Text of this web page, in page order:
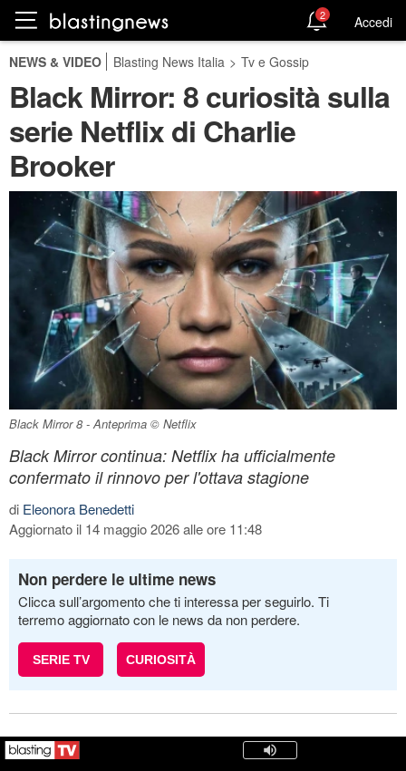
2 Accedi
NEWS & VIDEO Blasting News Italia > Tv e Gossip
Black Mirror: 8 curiosità sulla
serie Netflix di Charlie
Brooker
Black Mirror 8 - Anteprima © Netflix
Black Mirror continua: Netflix ha ufficialmente
confermato il rinnovo per l'ottava stagione
di Eleonora Benedetti
Aggiornato il 14 maggio 2026 alle ore 11:48
Non perdere le ultime news
Clicca sull’argomento che ti interessa per seguirlo. Ti
terremo aggiornato con le news da non perdere.
SERIE TV CURIOSITÀ